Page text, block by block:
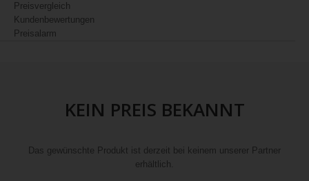
Preisvergleich
Kundenbewertungen
Preisalarm
KEIN PREIS BEKANNT
Das gewünschte Produkt ist derzeit bei keinem unserer Partner
erhältlich.